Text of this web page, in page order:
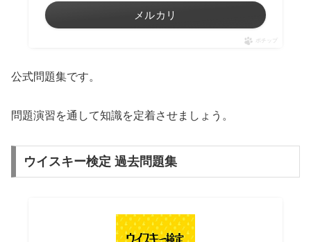
メルカリ
ポチップ
公式問題集です。
問題演習を通して知識を定着させましょう。
ウイスキー検定 過去問題集